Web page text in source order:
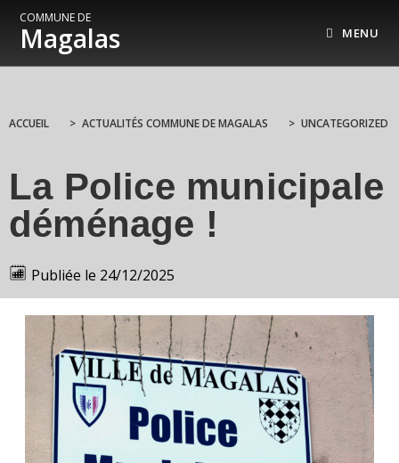
COMMUNE DE
Magalas MENU
ACCUEIL > ACTUALITÉS COMMUNE DE MAGALAS > UNCATEGORIZED
La Police municipale
déménage !
Publiée le 24/12/2025